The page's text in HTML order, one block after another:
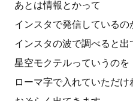
あとは情報とかって
インスタで発信しているの
インスタの波で調べると
星空モクテルっていうのを
ローマ字で入れていただけ